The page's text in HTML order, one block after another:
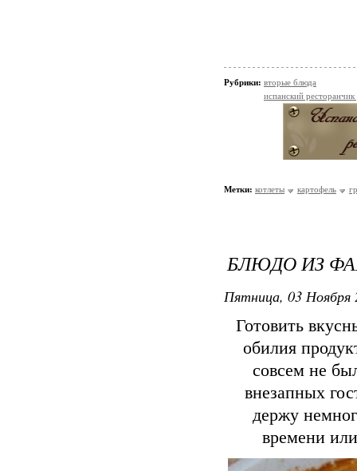
Рубрики: вторые блюда
испанский
Метки: котлеты картофель
БЛЮДО ИЗ
Пятница, 03 Ноября
Готовить
обилия
совсем не
внезапных
держу
времени